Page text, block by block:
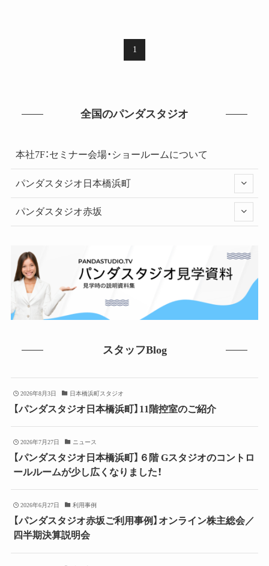
1
全国のパンダスタジオ
本社7F：セミナー会場・ショールームについて
パンダスタジオ日本橋浜町
パンダスタジオ赤坂
スタッフBlog
2026年8月3日 日本橋浜町スタジオ
【パンダスタジオ日本橋浜町】11階控室のご紹介
2026年7月27日 ニュース
【パンダスタジオ日本橋浜町】６階 Gスタジオのコントロ
ールルームが少し広くなりました！
2026年6月27日 利用事例
【パンダスタジオ赤坂ご利用事例】オンライン株主総会／
四半期決算説明会